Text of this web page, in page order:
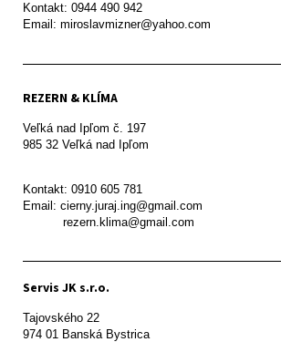
Kontakt: 0944 490 942
REZERN & KLÍMA
Veľká nad Ipľom č. 197
985 32 Veľká nad Ipľom
Kontakt: 0910 605 781
Email: cierny.juraj.ing@gmail.com
           rezern.klima@gmail.com
Servis JK s.r.o.
Tajovského 22
974 01 Banská Bystrica